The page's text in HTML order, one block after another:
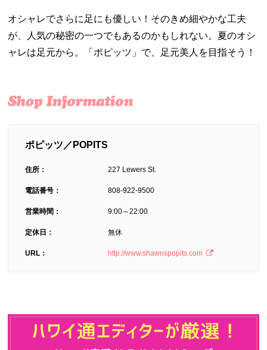
オシャレでさらに足にも優しい！そのきめ細やかな工夫
が、人気の秘密の一つでもあるのかもしれない。夏のオシ
ャレは足元から。「ポピッツ」で、足元美人を目指そう！
ポピッツ／POPITS
住所： 227 Lewers St.
電話番号： 808-922-9500
営業時間： 9:00～22:00
定休日： 無休
URL： http://www.shawnspopits.com